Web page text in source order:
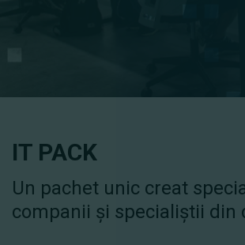
IT PACK
Un pachet unic creat
companii și specialiștii din